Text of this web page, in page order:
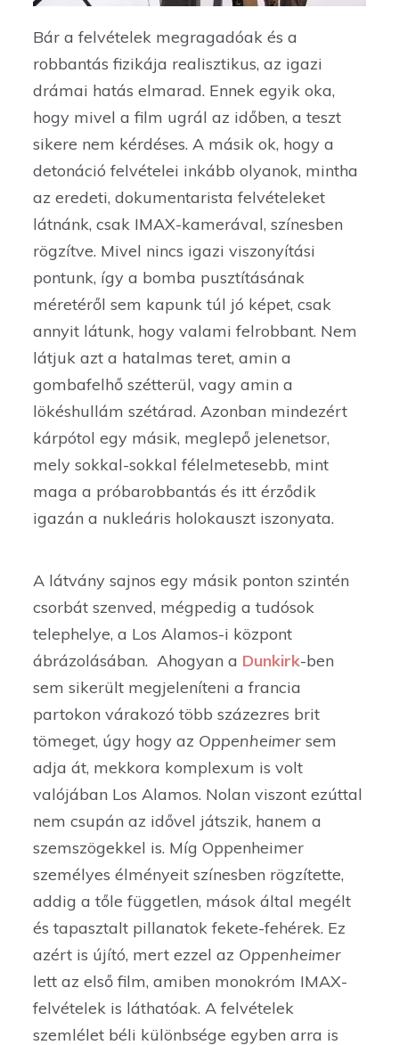
Bár a felvételek megragadóak és a
robbantás fizikája realisztikus, az igazi
drámai hatás elmarad. Ennek egyik oka,
hogy mivel a film ugrál az időben, a teszt
sikere nem kérdéses. A másik ok, hogy a
detonáció felvételei inkább olyanok, mintha
az eredeti, dokumentarista felvételeket
látnánk, csak IMAX-kamerával, színesben
rögzítve. Mivel nincs igazi viszonyítási
pontunk, így a bomba pusztításának
méretéről sem kapunk túl jó képet, csak
annyit látunk, hogy valami felrobbant. Nem
látjuk azt a hatalmas teret, amin a
gombafelhő szétterül, vagy amin a
lökéshullám szétárad. Azonban mindezért
kárpótol egy másik, meglepő jelenetsor,
mely sokkal-sokkal félelmetesebb, mint
maga a próbarobbantás és itt érződik
igazán a nukleáris holokauszt iszonyata.
A látvány sajnos egy másik ponton szintén
csorbát szenved, mégpedig a tudósok
telephelye, a Los Alamos-i központ
ábrázolásában. Ahogyan a Dunkirk-ben
sem sikerült megjeleníteni a francia
partokon várakozó több százezres brit
tömeget, úgy hogy az Oppenheimer sem
adja át, mekkora komplexum is volt
valójában Los Alamos. Nolan viszont ezúttal
nem csupán az idővel játszik, hanem a
szemszögekkel is. Míg Oppenheimer
személyes élményeit színesben rögzítette,
addig a tőle független, mások által megélt
és tapasztalt pillanatok fekete-fehérek. Ez
azért is újító, mert ezzel az Oppenheimer
lett az első film, amiben monokróm IMAX-
felvételek is láthatóak. A felvételek
szemlélet béli különbsége egyben arra is